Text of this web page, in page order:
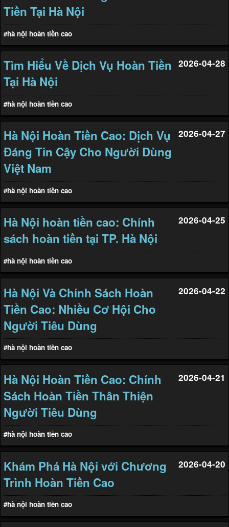
Tiền Tại Hà Nội
#hà nội hoàn tiền cao
Tìm Hiểu Về Dịch Vụ Hoàn Tiền
Tại Hà Nội
2026-04-28
#hà nội hoàn tiền cao
Hà Nội Hoàn Tiền Cao: Dịch Vụ
Đáng Tin Cậy Cho Người Dùng
Việt Nam
2026-04-27
#hà nội hoàn tiền cao
Hà Nội hoàn tiền cao: Chính
sách hoàn tiền tại TP. Hà Nội
2026-04-25
#hà nội hoàn tiền cao
Hà Nội Và Chính Sách Hoàn
Tiền Cao: Nhiều Cơ Hội Cho
Người Tiêu Dùng
2026-04-22
#hà nội hoàn tiền cao
Hà Nội Hoàn Tiền Cao: Chính
Sách Hoàn Tiền Thân Thiện
Người Tiêu Dùng
2026-04-21
#hà nội hoàn tiền cao
Khám Phá Hà Nội với Chương
Trình Hoàn Tiền Cao
2026-04-20
#hà nội hoàn tiền cao